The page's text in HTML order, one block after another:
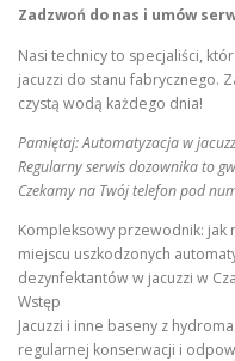
Zadzwoń do nas i umów
Nasi technicy to specjaliści,
jacuzzi do stanu fabrycznego.
czystą wodą każdego dnia!
Pamiętaj: Automatyzacja w
Regularny serwis dozownika to
Czekamy na Twój telefon pod
Kompleksowy przewodnik: jak
miejscu uszkodzonych
dezynfektantów w jacuzzi w
Wstęp
Jacuzzi i inne baseny z
regularnej konserwacji i